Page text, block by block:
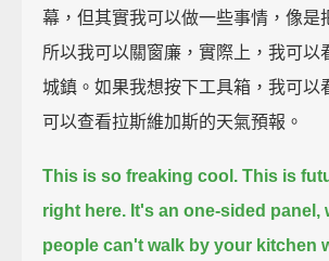
幕，但其實我可以做一些事情，像是
所以我可以關窗廉，實際上，我可以
城鎮。如果我想按下工具箱，我可以
可以查看拉斯維加斯的天氣預報。
This is so freaking cool. This is
right here. It's an one-sided panel,
people can't walk by your kitchen